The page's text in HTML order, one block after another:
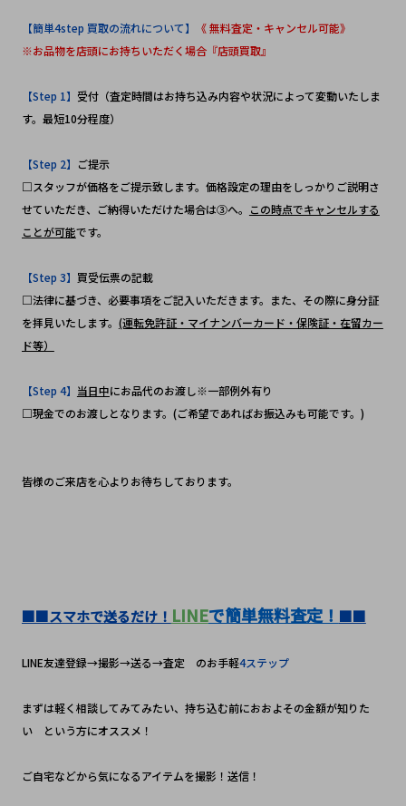
【簡単4step 買取の流れについて】
《 無料査定・キャンセル可能》
※お品物を店頭にお持ちいただく場合『店頭買取』
【Step 1】 受付（査定時間はお持ち込み内容や状況によって変動いたしま
す。最短10分程度）
【Step 2】 ご提示
□スタッフが価格をご提示致します。価格設定の理由をしっかりご説明さ
せていただき、ご納得いただけた場合は③へ。 この時点でキャンセルする
ことが可能です。
【Step 3】 買受伝票の記載
□法律に基づき、必要事項をご記入いただきます。また、その際に身分証
を拝見いたします。 (運転免許証・マイナンバーカード・保険証・在留カー
ド等）
【Step 4】 当日中にお品代のお渡し※一部例外有り
□現金でのお渡しとなります。(ご希望であればお振込みも可能です。)
皆様のご来店を心よりお待ちしております。
■■スマホで送るだけ！ LINEで簡単無料査定！ ■■
LINE友達登録→撮影→送る→査定　のお手軽4ステップ
まずは軽く相談してみてみたい、持ち込む前におおよその金額が知りた
い　という方にオススメ！
ご自宅などから気になるアイテムを撮影！送信！